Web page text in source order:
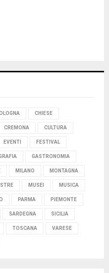
CHIESE
CREMONA CULTURA
EVENTI FESTIVAL
GASTRONOMIA
MILANO MONTAGNA
MUSEI MUSICA
PARMA PIEMONTE
SARDEGNA SICILIA
TOSCANA VARESE